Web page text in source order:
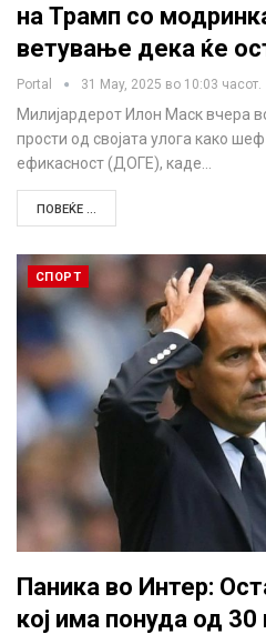
на Трамп со
ветување дека ќе
Portal 31 May, 2025 во 10:03 часот.
Милијардерот Илон Маск вчера
прости од својата улога како
ефикасност (ДОГЕ), каде…
ПОВЕЌЕ ...
СПОРТ
Паника во Интер:
кој има понуда од